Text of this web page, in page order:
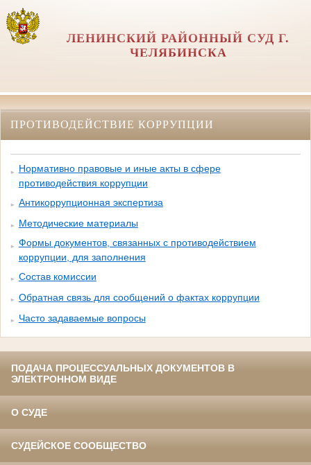
ЛЕНИНСКИЙ РАЙОННЫЙ СУД Г.
ЧЕЛЯБИНСКА
ПРОТИВОДЕЙСТВИЕ КОРРУПЦИИ
Нормативно правовые и иные акты в сфере
противодействия коррупции
Антикоррупционная экспертиза
Методические материалы
Формы документов, связанных с противодействием
коррупции, для заполнения
Состав комиссии
Обратная связь для сообщений о фактах коррупции
Часто задаваемые вопросы
ПОДАЧА ПРОЦЕССУАЛЬНЫХ ДОКУМЕНТОВ В
ЭЛЕКТРОННОМ ВИДЕ
О СУДЕ
СУДЕЙСКОЕ СООБЩЕСТВО